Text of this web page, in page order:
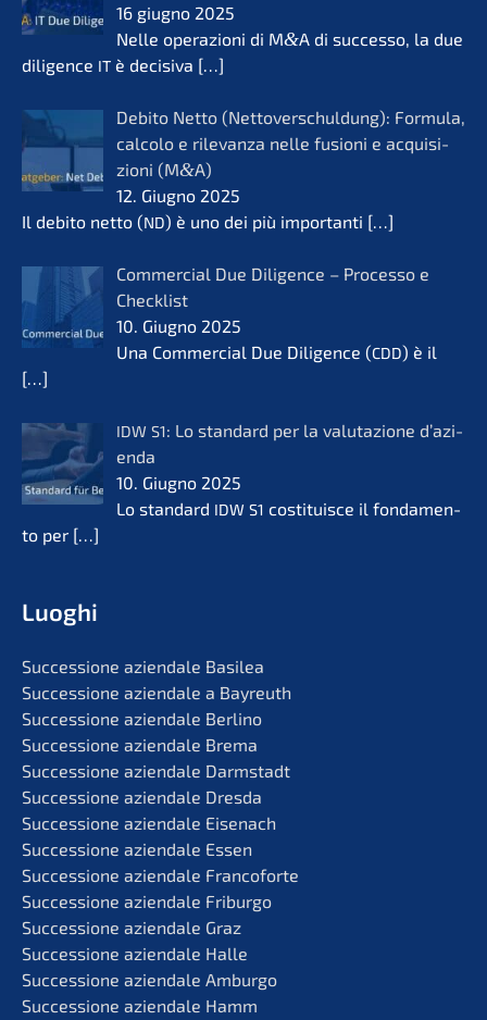
16 giugno 2025
Nelle opera­zio­ni di M&A di succes­so, la due
diligence IT è decisi­va […]
Debito Netto (Netto­ver­schul­dung): Formu­la,
calco­lo e rilevanza nelle fusio­ni e acqui­si­
zio­ni (M&A)
12. Giugno 2025
Il debito netto (ND) è uno dei più importan­ti […]
Commer­cial Due Diligence – Proces­so e
Check­list
10. Giugno 2025
Una Commer­cial Due Diligence (CDD) è il
[…]
IDW S1: Lo standard per la valuta­zio­ne d’azi­
en­da
10. Giugno 2025
Lo standard IDW S1 costi­tuis­ce il fonda­men­
to per […]
Luoghi
Succes­sio­ne aziend­a­le Basilea
Succes­sio­ne aziend­a­le a Bayreuth
Succes­sio­ne aziend­a­le Berlino
Succes­sio­ne aziend­a­le Brema
Succes­sio­ne aziend­a­le Darmstadt
Succes­sio­ne aziend­a­le Dresda
Succes­sio­ne aziend­a­le Eisenach
Succes­sio­ne aziend­a­le Essen
Succes­sio­ne aziend­a­le Francoforte
Succes­sio­ne aziend­a­le Friburgo
Succes­sio­ne aziend­a­le Graz
Succes­sio­ne aziend­a­le Halle
Succes­sio­ne aziend­a­le Amburgo
Succes­sio­ne aziend­a­le Hamm